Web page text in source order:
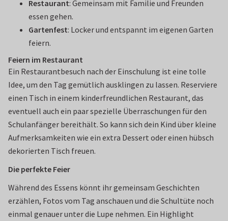
Restaurant: Gemeinsam mit Familie und Freunden
essen gehen.
Gartenfest: Locker und entspannt im eigenen Garten
feiern.
Feiern im Restaurant
Ein Restaurantbesuch nach der Einschulung ist eine tolle
Idee, um den Tag gemütlich ausklingen zu lassen. Reserviere
einen Tisch in einem kinderfreundlichen Restaurant, das
eventuell auch ein paar spezielle Überraschungen für den
Schulanfänger bereithält. So kann sich dein Kind über kleine
Aufmerksamkeiten wie ein extra Dessert oder einen hübsch
dekorierten Tisch freuen.
Die perfekte Feier
Während des Essens könnt ihr gemeinsam Geschichten
erzählen, Fotos vom Tag anschauen und die Schultüte noch
einmal genauer unter die Lupe nehmen. Ein Highlight